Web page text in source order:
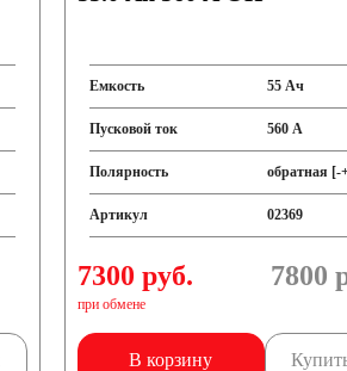
Емкость 55 Ач
Пусковой ток 560 А
Полярность обратная [-
Артикул 02369
7300 руб.
при обмене
7800
В корзину